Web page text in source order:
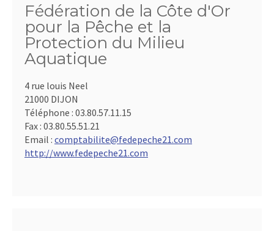
Fédération de la Côte d'Or
pour la Pêche et la
Protection du Milieu
Aquatique
4 rue louis Neel
21000 DIJON
Téléphone : 03.80.57.11.15
Fax : 03.80.55.51.21
Email : comptabilite@fedepeche21.com
http://www.fedepeche21.com